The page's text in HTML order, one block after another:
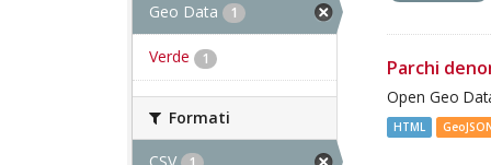
Geo Data 1
Verde 1
Formati
CSV
Parchi
Open Geo
HTML